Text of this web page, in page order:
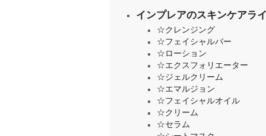
インプレアのスキンケアラ
☆クレンジング
☆フェイシャルバー
☆ローション
☆エクスフォリエーター
☆ジェルクリーム
☆エマルジョン
☆フェイシャルオイル
☆クリーム
☆セラム